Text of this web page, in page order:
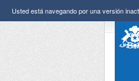
Usted está navegando por una versión